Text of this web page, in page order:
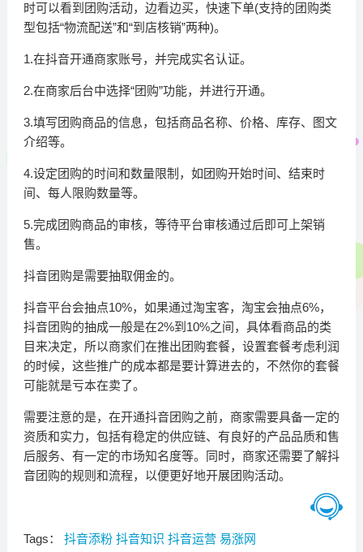
时可以看到团购活动，边看边买，快速下单(支持的团购类
型包括“物流配送”和“到店核销”两种)。
1.在抖音开通商家账号，并完成实名认证。
2.在商家后台中选择“团购”功能，并进行开通。
3.填写团购商品的信息，包括商品名称、价格、库存、图文
介绍等。
4.设定团购的时间和数量限制，如团购开始时间、结束时
间、每人限购数量等。
5.完成团购商品的审核，等待平台审核通过后即可上架销
售。
抖音团购是需要抽取佣金的。
抖音平台会抽点10%，如果通过淘宝客，淘宝会抽点6%，
抖音团购的抽成一般是在2%到10%之间，具体看商品的类
目来决定，所以商家们在推出团购套餐，设置套餐考虑利润
的时候，这些推广的成本都是要计算进去的，不然你的套餐
可能就是亏本在卖了。
需要注意的是，在开通抖音团购之前，商家需要具备一定的
资质和实力，包括有稳定的供应链、有良好的产品品质和售
后服务、有一定的市场知名度等。同时，商家还需要了解抖
音团购的规则和流程，以便更好地开展团购活动。
Tags： 抖音添粉 抖音知识 抖音运营 易涨网